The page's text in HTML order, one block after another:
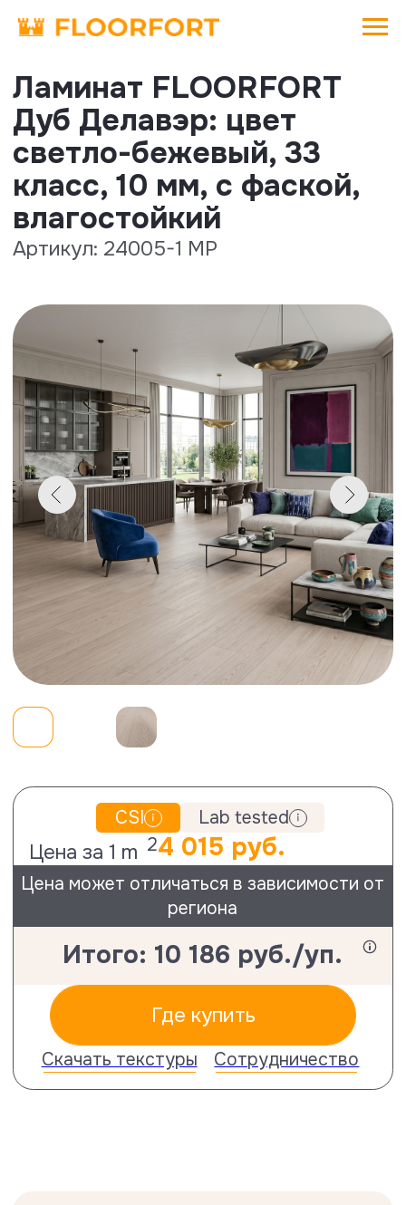
Дуб Делавэр: цвет
светло-бежевый, 33
класс, 10 мм, с фаской,
влагостойкий
Артикул: 24005-1 MP
CSI Lab tested
Цена за 1 m 4 015 руб.
Цена может отличаться в зависимости от
Итого: 10 186 руб./уп.
Где купить
перепроверьте
схему монтажа.
Не можете опредилиться с выбором?
Посетите ближайшего дилера и
посмотрите на образцы вживую
Адреса магазинов